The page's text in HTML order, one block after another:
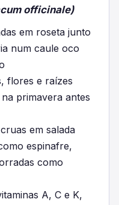
officinale)
em roseta junto
num caule oco
flores e raízes
primavera antes
em salada
espinafre,
como
A, C e K,